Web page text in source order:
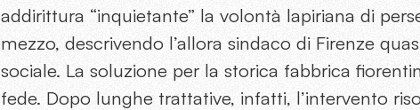
addirittura “inquietante” la volontà lapiriana di
mezzo, descrivendo l’allora sindaco di Firenze
sociale. La soluzione per la storica fabbrica
fede. Dopo lunghe trattative, infatti, l’intervento